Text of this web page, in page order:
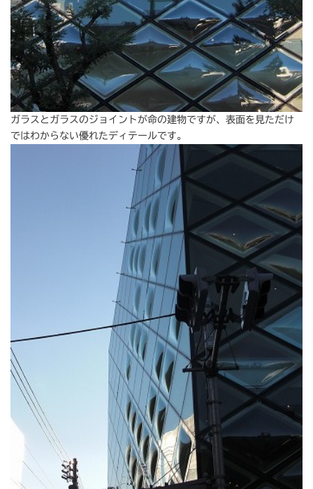
ガラスとガラスのジョイントが命の建物ですが、表面を見ただけ
ではわからない優れたディテールです。